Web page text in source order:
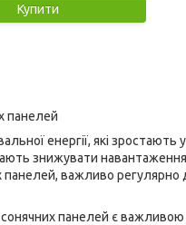
Купити
панелей
енергії, які
знижувати
важливо
панелей є